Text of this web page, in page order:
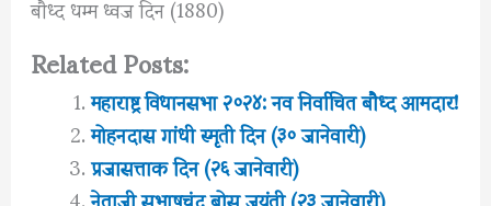
Related Posts:
महाराष्ट्र विधानसभा २०२४: नव निर्वाचित बौध्द आमदार!
मोहनदास गांधी स्मृती दिन (३० जानेवारी)
प्रजासत्ताक दिन (२६ जानेवारी)